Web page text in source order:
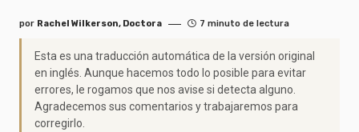
por Rachel Wilkerson, Doctora 7 minuto de lectura
Esta es una traducción automática de la versión original
en inglés. Aunque hacemos todo lo posible para evitar
errores, le rogamos que nos avise si detecta alguno.
Agradecemos sus comentarios y trabajaremos para
corregirlo.